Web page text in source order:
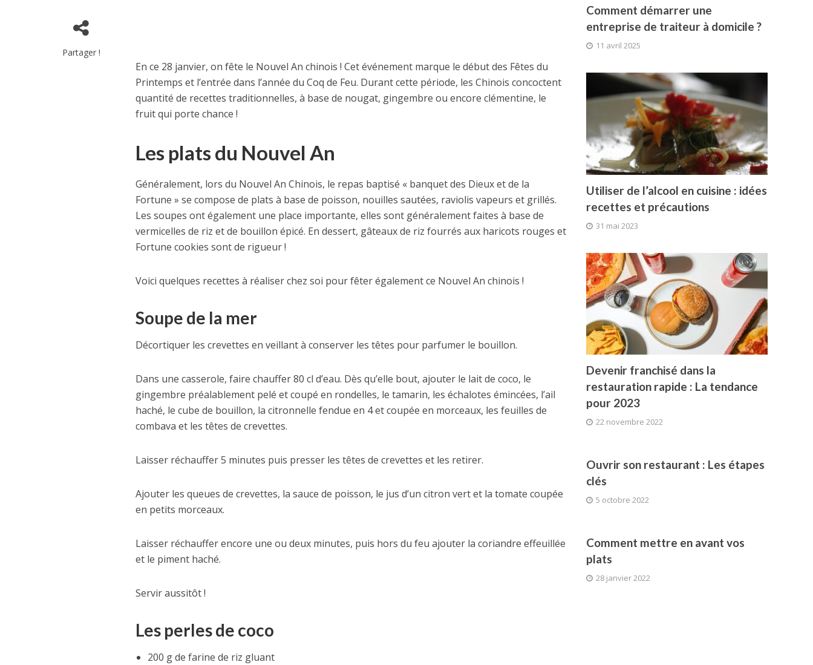
Partager !
En ce 28 janvier, on fête le Nouvel An chinois ! Cet événement marque le début des Fêtes du
Printemps et l’entrée dans l’année du Coq de Feu. Durant cette période, les Chinois concoctent
quantité de recettes traditionnelles, à base de nougat, gingembre ou encore clémentine, le
fruit qui porte chance !
Les plats du Nouvel An
Généralement, lors du Nouvel An Chinois, le repas baptisé « banquet des Dieux et de la
Fortune » se compose de plats à base de poisson, nouilles sautées, raviolis vapeurs et grillés.
Les soupes ont également une place importante, elles sont généralement faites à base de
vermicelles de riz et de bouillon épicé. En dessert, gâteaux de riz fourrés aux haricots rouges et
Fortune cookies sont de rigueur !
Voici quelques recettes à réaliser chez soi pour fêter également ce Nouvel An chinois !
Soupe de la mer
Décortiquer les crevettes en veillant à conserver les têtes pour parfumer le bouillon.
Dans une casserole, faire chauffer 80 cl d’eau. Dès qu’elle bout, ajouter le lait de coco, le
gingembre préalablement pelé et coupé en rondelles, le tamarin, les échalotes émincées, l’ail
haché, le cube de bouillon, la citronnelle fendue en 4 et coupée en morceaux, les feuilles de
combava et les têtes de crevettes.
Laisser réchauffer 5 minutes puis presser les têtes de crevettes et les retirer.
Ajouter les queues de crevettes, la sauce de poisson, le jus d’un citron vert et la tomate coupée
en petits morceaux.
Laisser réchauffer encore une ou deux minutes, puis hors du feu ajouter la coriandre effeuillée
et le piment haché.
Servir aussitôt !
Les perles de coco
200 g de farine de riz gluant
Comment démarrer une
entreprise de traiteur à domicile ?
11 avril 2025
Utiliser de l’alcool en cuisine : idées
recettes et précautions
31 mai 2023
Devenir franchisé dans la
restauration rapide : La tendance
pour 2023
22 novembre 2022
Ouvrir son restaurant : Les étapes
clés
5 octobre 2022
Comment mettre en avant vos
plats
28 janvier 2022